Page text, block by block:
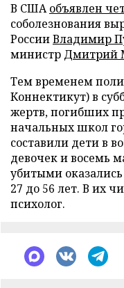
В СШАобъявлен
соболезнования
РоссииВладимир
министр Дмитрий
Тем временем
Коннектикут) в
жертв, погибших
начальных школ
составили дети в
девочек и восемь
убитыми
27 до 56 лет. В их
психолог.